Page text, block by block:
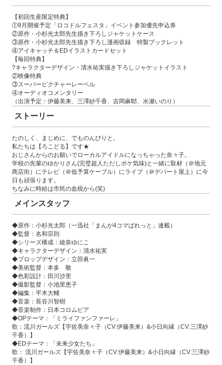
【初回生産限定特典】
①9月開催予定「ロコドルフェスタ」イベント参加優先申込券
②原作・小杉光太郎先生描き下ろしジャケットケース
③原作・小杉光太郎先生描き下ろし漫画収録 特製ブックレット
④アイキャッチ＆EDイラストカードセット
【毎回特典】
?キャラクターデザイン・清水祐実描き下ろしジャケットイラスト
②映像特典
③スーパーピクチャーレーベル
④オーディオコメンタリー
（出演予定：伊藤美来、三澤紗千香、吉岡麻耶、水瀬いのり）
ストーリー
たのしく、まじめに、でものんびりと。
私たちは【ろこどる】です★
おじさんからのお願いでローカルアイドルになっちゃった奈々子。
学校の先輩のゆかりさん(完璧超人ただしボケ気味)と一緒に取材（＠地元
商店街）にテレビ（＠低予算ケーブル）にライブ（＠デパート屋上）に今
日も頑張ります。
ちなみに時給は市民の血税から(笑)
メインスタッフ
◆原作：小杉光太郎（一迅社「まんが4コマぱれっと」連載）
◆監督：名和宗則
◆シリーズ構成：綾奈ゆにこ
◆キャラクターデザイン：清水祐実
◆プロップデザイン：立田眞一
◆美術監督：本多 敬
◆色彩設計：田川沙里
◆撮影監督：小池里恵子
◆編集：平木大輔
◆音楽：長谷川智樹
◆音楽制作：日本コロムビア
◆OPテーマ：「ミライファンファーレ」
歌：流川ガールズ【宇佐美奈々子（CV:伊藤美来）&小日向縁（CV:三澤紗
千香）】
◆EDテーマ：「未来少女たち」
歌： 流川ガールズ【宇佐美奈々子（CV:伊藤美来）&小日向縁（CV:三澤紗
千香）】